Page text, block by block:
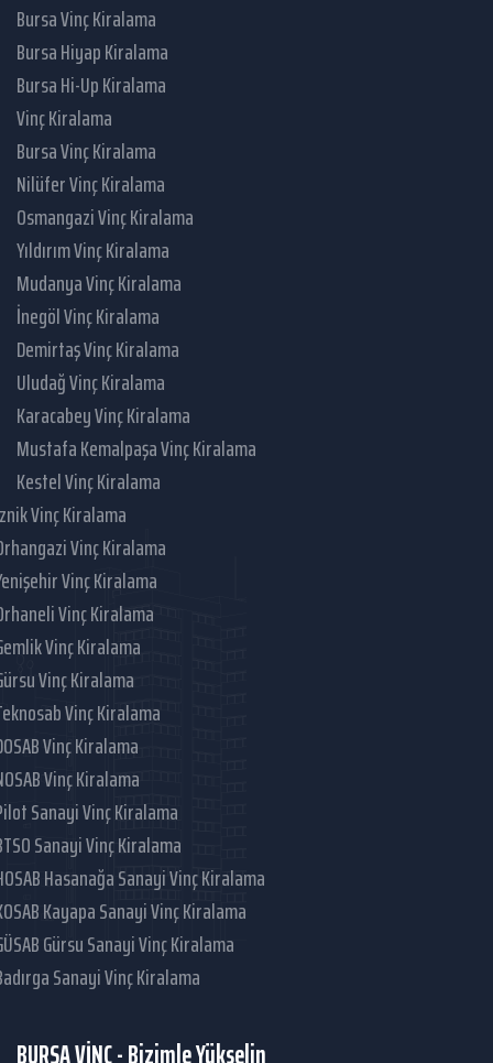
Bursa Vinç Kiralama
Bursa Hiyap Kiralama
Bursa Hi-Up Kiralama
Vinç Kiralama
Bursa Vinç Kiralama
Nilüfer Vinç Kiralama
Osmangazi Vinç Kiralama
Yıldırım Vinç Kiralama
Mudanya Vinç Kiralama
İnegöl Vinç Kiralama
Demirtaş Vinç Kiralama
Uludağ Vinç Kiralama
Karacabey Vinç Kiralama
Mustafa Kemalpaşa Vinç Kiralama
Kestel Vinç Kiralama
Vinç Kiralama
Vinç Kiralama
Vinç Kiralama
Vinç Kiralama
Vinç Kiralama
Vinç Kiralama
Vinç Kiralama
Vinç Kiralama
Vinç Kiralama
Sanayi Vinç Kiralama
Sanayi Vinç Kiralama
Hasanağa Sanayi Vinç Kiralama
Kayapa Sanayi Vinç Kiralama
Gürsu Sanayi Vinç Kiralama
Sanayi Vinç Kiralama